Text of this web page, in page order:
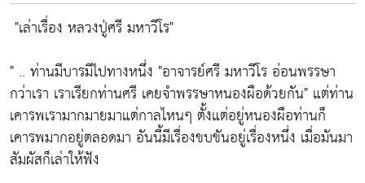
"เล่าเรื่อง หลวงปู่ศรี มหาวีโร"
" .. ท่านมีบารมีไปทางหนึ่ง "อาจารย์ศรี มหาวีโร อ่อนพรรษา
กว่าเรา เราเรียกท่านศรี เคยจำพรรษาหนองผือด้วยกัน" แต่ท่าน
เคารพเรามากมายมาแต่กาลไหนๆ ตั้งแต่อยู่หนองผือท่านก็
เคารพมากอยู่ตลอดมา อันนี้มีเรื่องขบขันอยู่เรื่องหนึ่ง เมื่อมันมา
สัมผัสก็เล่าให้ฟัง